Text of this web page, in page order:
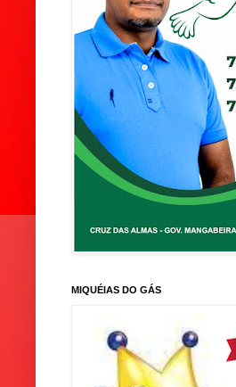
MIQUÉIAS DO GÁS